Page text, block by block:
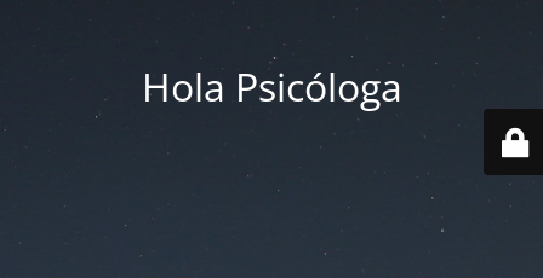
Hola Psicóloga